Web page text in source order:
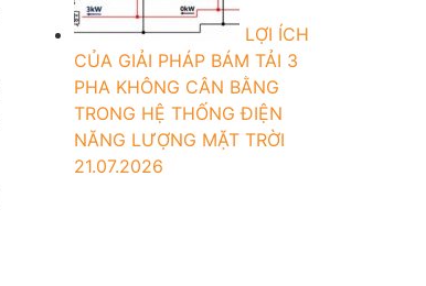
LỢI ÍCH
CỦA GIẢI PHÁP BÁM TẢI 3
PHA KHÔNG CÂN BẰNG
TRONG HỆ THỐNG ĐIỆN
NĂNG LƯỢNG MẶT TRỜI
21.07.2026